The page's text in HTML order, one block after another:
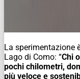
La sperimentazione
Lago di Como: “Chi
pochi chilometri,
più veloce e